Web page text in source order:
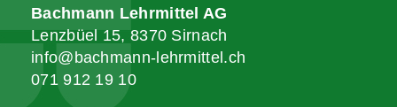
Bachmann Lehrmittel AG
Lenzbüel 15, 8370 Sirnach
info@bachmann-lehrmittel.ch
071 912 19 10